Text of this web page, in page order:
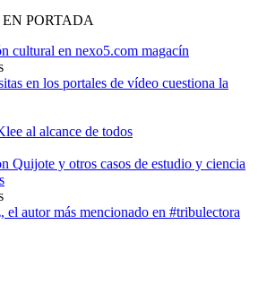
PORTADA
cultural en nexo5.com magacín
en los portales de vídeo cuestiona la
al alcance de todos
Quijote y otros casos de estudio y ciencia
autor más mencionado en #tribulectora